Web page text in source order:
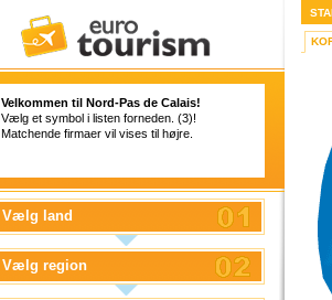
Velkommen til Nord-Pas de Calais!
Vælg et symbol i listen forneden. (3)!
Matchende firmaer vil vises til højre.
Vælg land
Vælg region